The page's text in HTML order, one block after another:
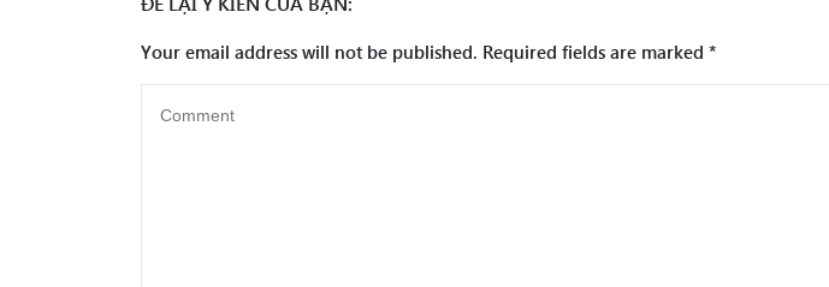
Your email address will not be published. Required fields are marked *